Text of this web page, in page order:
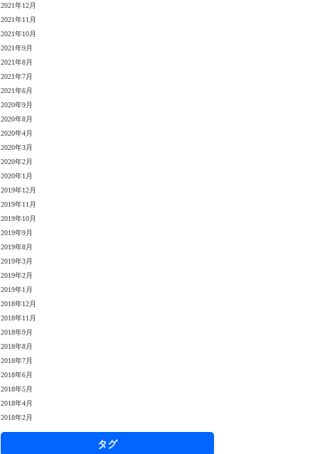
2021年12月
2021年11月
2021年10月
2021年9月
2021年8月
2021年7月
2021年6月
2020年9月
2020年8月
2020年4月
2020年3月
2020年2月
2020年1月
2019年12月
2019年11月
2019年10月
2019年9月
2019年8月
2019年3月
2019年2月
2019年1月
2018年12月
2018年11月
2018年9月
2018年8月
2018年7月
2018年6月
2018年5月
2018年4月
2018年2月
タグ